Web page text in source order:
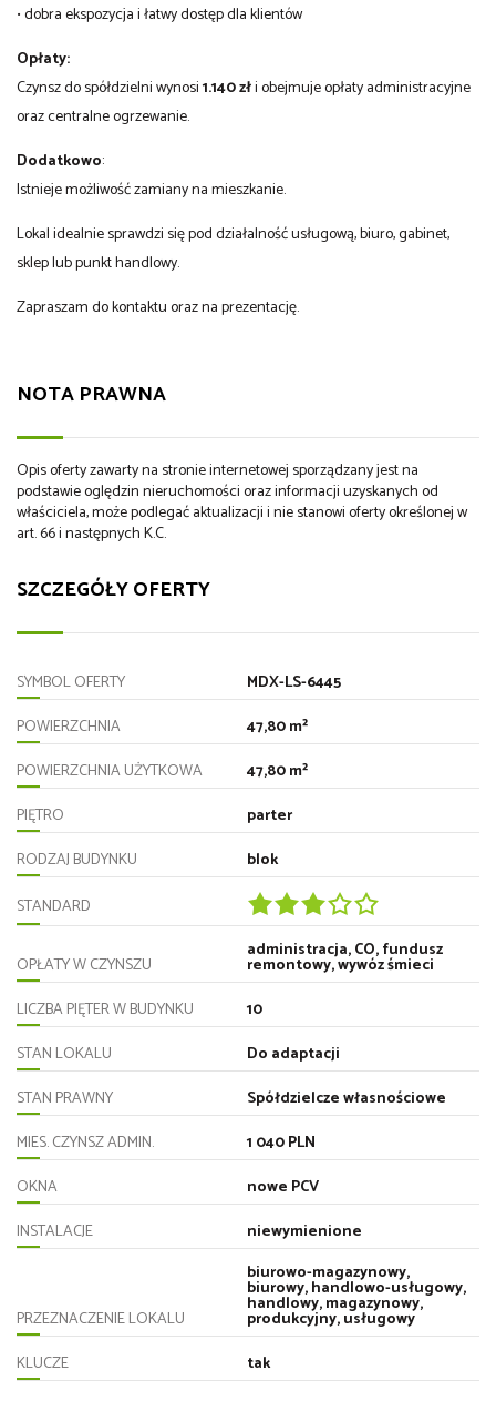
• dobra ekspozycja i łatwy dostęp dla klientów
Opłaty:
Czynsz do spółdzielni wynosi1.140 złi obejmuje opłaty administracyjne
oraz centralne ogrzewanie.
Dodatkowo:
Istnieje możliwość zamiany na mieszkanie.
Lokal idealnie sprawdzi się pod działalność usługową, biuro, gabinet,
sklep lub punkt handlowy.
Zapraszam do kontaktu oraz na prezentację.
NOTA PRAWNA
Opis oferty zawarty na stronie internetowej sporządzany jest na
podstawie oględzin nieruchomości oraz informacji uzyskanych od
właściciela, może podlegać aktualizacji i nie stanowi oferty określonej w
art. 66 i następnych K.C.
SZCZEGÓŁY OFERTY
SYMBOL OFERTY
MDX-LS-6445
POWIERZCHNIA
47,80 m²
POWIERZCHNIA UŻYTKOWA
47,80 m²
PIĘTRO
parter
RODZAJ BUDYNKU
blok
STANDARD
OPŁATY W CZYNSZU
administracja, CO, fundusz
remontowy, wywóz śmieci
LICZBA PIĘTER W BUDYNKU
10
STAN LOKALU
Do adaptacji
STAN PRAWNY
Spółdzielcze własnościowe
MIES. CZYNSZ ADMIN.
1 040 PLN
OKNA
nowe PCV
INSTALACJE
niewymienione
PRZEZNACZENIE LOKALU
biurowo-magazynowy,
biurowy, handlowo-usługowy,
handlowy, magazynowy,
produkcyjny, usługowy
KLUCZE
tak